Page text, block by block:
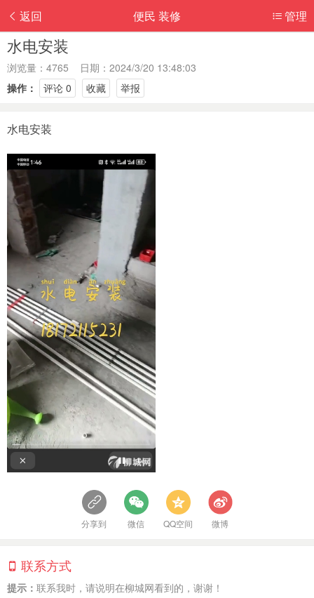
返回 管理
便民 装修
水电安装
浏览量：4765 日期：2024/3/20 13:48:03
操作：
评论 0 收藏 举报
水电安装
分享到 微信 QQ空间 微博
联系方式
提示： 联系我时，请说明在柳城网看到的，谢谢！